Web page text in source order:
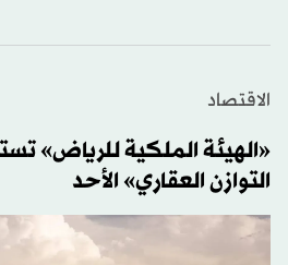
الاقتصاد
«الهيئة الملكية للرياض»
التوازن العقاري» الأحد